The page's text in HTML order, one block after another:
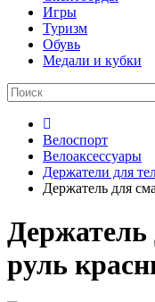
Игры
Туризм
Обувь
Медали и кубки
Велоспорт
Велоаксессуары
Держатели для
Держатель для
Держатель
руль